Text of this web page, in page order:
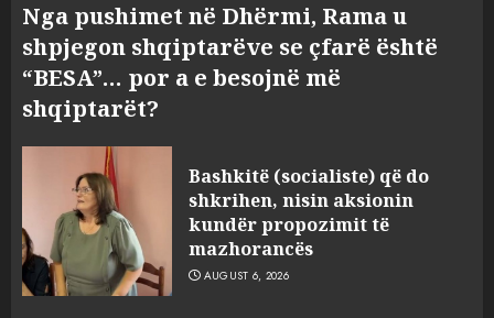
Nga pushimet në Dhërmi, Rama u
shpjegon shqiptarëve se çfarë është
“BESA”… por a e besojnë më
shqiptarët?
Bashkitë (socialiste) që do
shkrihen, nisin aksionin
kundër propozimit të
mazhorancës
AUGUST 6, 2026